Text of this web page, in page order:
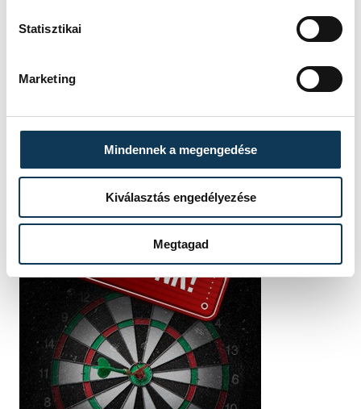
Statisztikai
Marketing
Mindennek a megengedése
Kiválasztás engedélyezése
Megtagad
Domján
Attila